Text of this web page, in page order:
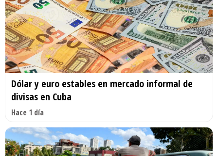
Dólar y euro estables en mercado informal de
divisas en Cuba
Hace 1 día